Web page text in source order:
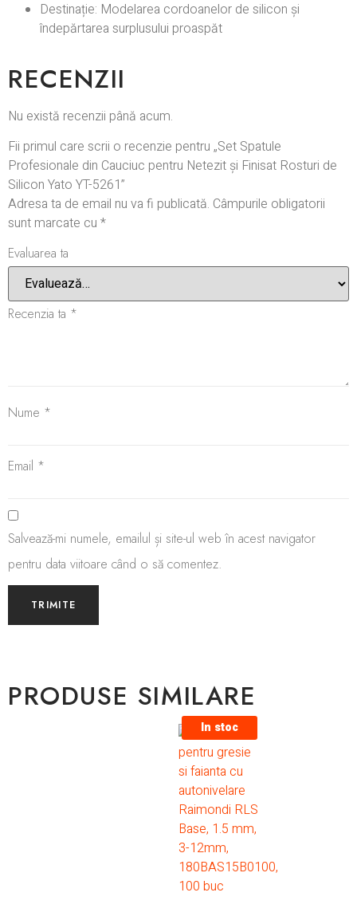
Destinație: Modelarea cordoanelor de silicon și
îndepărtarea surplusului proaspăt
RECENZII
Nu există recenzii până acum.
Fii primul care scrii o recenzie pentru „Set Spatule
Profesionale din Cauciuc pentru Netezit și Finisat Rosturi de
Silicon Yato YT-5261”
Adresa ta de email nu va fi publicată. Câmpurile obligatorii
sunt marcate cu *
Evaluarea ta
Recenzia ta *
Nume *
Email *
Salvează-mi numele, emailul și site-ul web în acest navigator
pentru data viitoare când o să comentez.
PRODUSE SIMILARE
In stoc